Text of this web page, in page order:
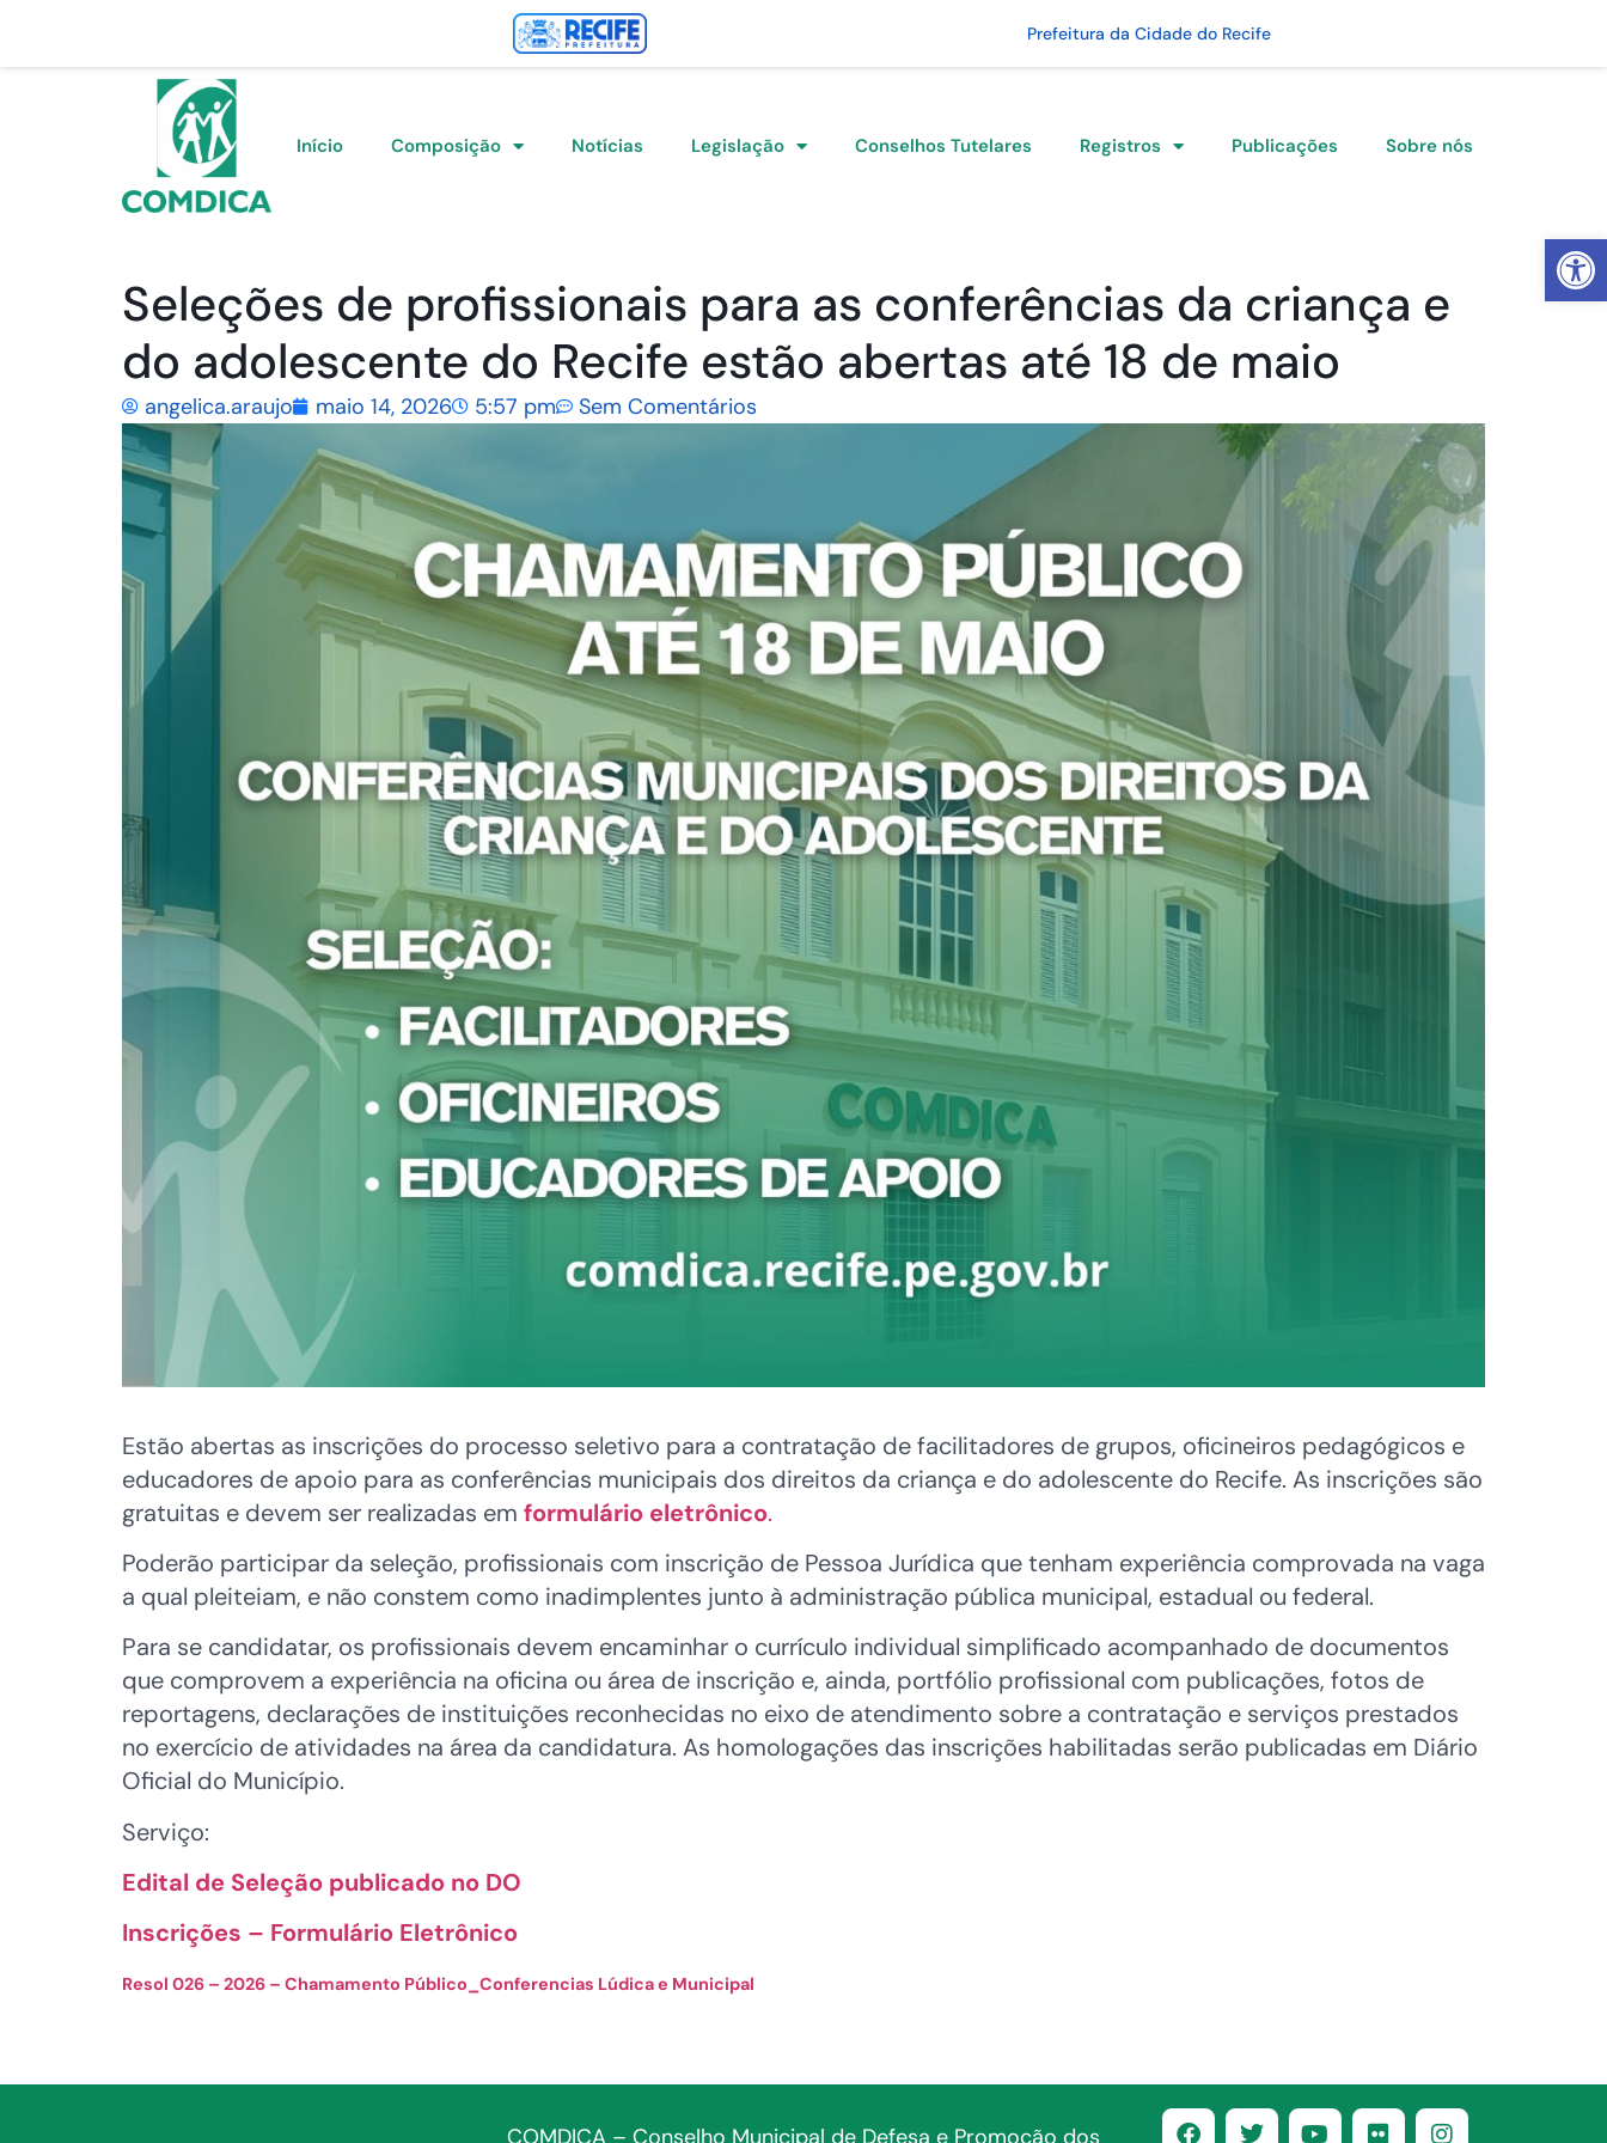
Abrir
Prefeitura da Cidade do Recife
Início Composição Notícias Legislação Conselhos Tutelares Registros Publicações Sobre nós
Seleções de profissionais para as conferências da criança e
do adolescente do Recife estão abertas até 18 de maio
angelica.araujo maio 14, 2026 5:57 pm Sem Comentários
Estão abertas as inscrições do processo seletivo para a contratação de facilitadores de grupos, oficineiros pedagógicos e
educadores de apoio para as conferências municipais dos direitos da criança e do adolescente do Recife. As inscrições são
gratuitas e devem ser realizadas em formulário eletrônico.
Poderão participar da seleção, profissionais com inscrição de Pessoa Jurídica que tenham experiência comprovada na vaga
a qual pleiteiam, e não constem como inadimplentes junto à administração pública municipal, estadual ou federal.
Para se candidatar, os profissionais devem encaminhar o currículo individual simplificado acompanhado de documentos
que comprovem a experiência na oficina ou área de inscrição e, ainda, portfólio profissional com publicações, fotos de
reportagens, declarações de instituições reconhecidas no eixo de atendimento sobre a contratação e serviços prestados
no exercício de atividades na área da candidatura. As homologações das inscrições habilitadas serão publicadas em Diário
Oficial do Município.
Serviço:
Edital de Seleção publicado no DO
Inscrições – Formulário Eletrônico
Resol 026 – 2026 – Chamamento Público_Conferencias Lúdica e Municipal
COMDICA – Conselho Municipal de Defesa e Promoção dos